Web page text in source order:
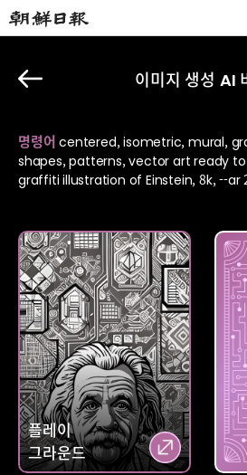
이미지 생성 AI
명령어 centered, isometric, mural,
shapes, patterns, vector art ready
graffiti illustration of Einstein, 8k, --ar
플레이
그라운드
플레이
그라운드